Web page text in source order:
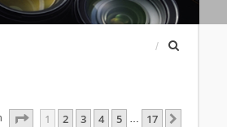
Pagina1 Van 17
1 2 3 4 5 … 17